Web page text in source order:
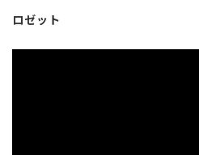
ロゼット